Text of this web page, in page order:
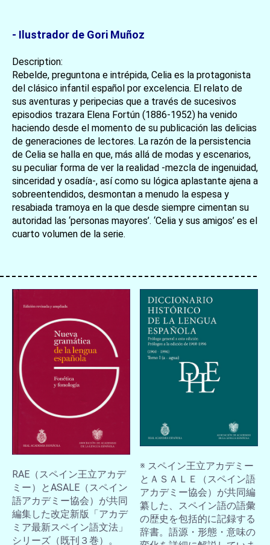
- Ilustrador de Gori Muñoz
Description:
Rebelde, preguntona e intrépida, Celia es la protagonista
del clásico infantil español por excelencia. El relato de
sus aventuras y peripecias que a través de sucesivos
episodios trazara Elena Fortún (1886-1952) ha venido
haciendo desde el momento de su publicación las delicias
de generaciones de lectores. La razón de la persistencia
de Celia se halla en que, más allá de modas y escenarios,
su peculiar forma de ver la realidad -mezcla de ingenuidad,
sinceridad y osadía-, así como su lógica aplastante ajena a
sobreentendidos, desmontan a menudo la espesa y
resabiada tramoya en la que desde siempre cimentan su
autoridad las ‘personas mayores’. ‘Celia y sus amigos’ es el
cuarto volumen de la serie.
RAE（スペイン王立アカデ
ミー）とASALE（スペイン
語アカデミー協会）が共同
編集した改定新版「アカデ
ミア最新スペイン語文法」
シリーズ（既刊３巻）。
※ スペイン王立アカデミー
とＡＳＡＬＥ（スペイン語
アカデミー協会）が共同編
纂した、スペイン語の語彙
の歴史を包括的に記録する
辞書。語源・形態・意味の